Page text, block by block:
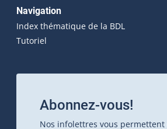
Navigation
Index thématique de la BDL
Tutoriel
Abonnez-vous!
Nos infolettres vous permettent